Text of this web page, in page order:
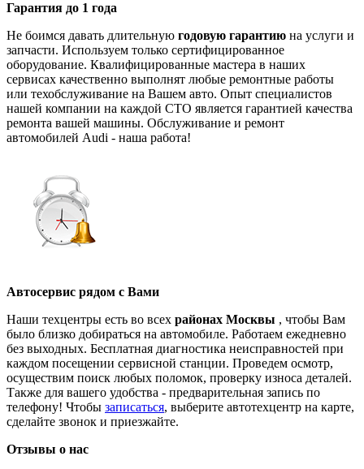
Гарантия до 1 года
Не боимся давать длительную годовую гарантию на услуги и
запчасти. Используем только сертифицированное
оборудование. Квалифицированные мастера в наших
сервисах качественно выполнят любые ремонтные работы
или техобслуживание на Вашем авто. Опыт специалистов
нашей компании на каждой СТО является гарантией качества
ремонта вашей машины. Обслуживание и ремонт
автомобилей Audi - наша работа!
Автосервис рядом с Вами
Наши техцентры есть во всех районах Москвы , чтобы Вам
было близко добираться на автомобиле. Работаем ежедневно
без выходных. Бесплатная диагностика неисправностей при
каждом посещении сервисной станции. Проведем осмотр,
осуществим поиск любых поломок, проверку износа деталей.
Также для вашего удобства - предварительная запись по
телефону! Чтобы записаться, выберите автотехцентр на карте,
сделайте звонок и приезжайте.
Отзывы о нас